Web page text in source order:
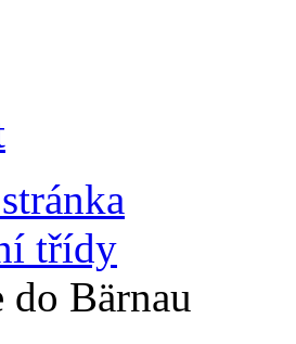
třídy
do Bärnau